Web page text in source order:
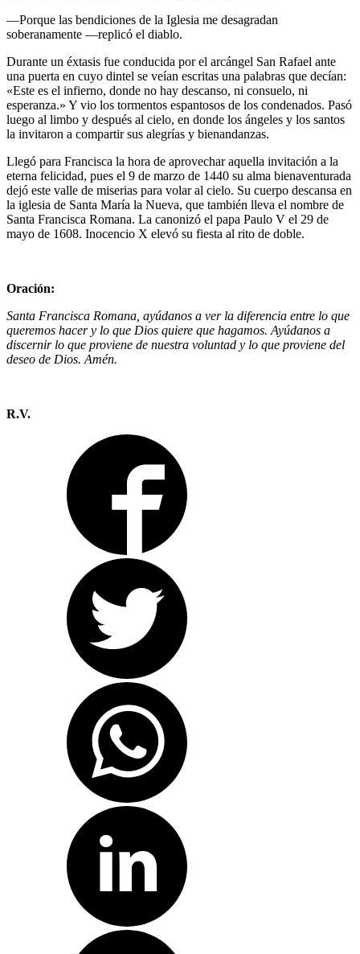
—Porque las bendiciones de la Iglesia me desagradan
soberanamente —replicó el diablo.
Durante un éxtasis fue conducida por el arcángel San Rafael ante
una puerta en cuyo dintel se veían escritas una palabras que decían:
«Este es el infierno, donde no hay descanso, ni consuelo, ni
esperanza.» Y vio los tormentos espantosos de los condenados. Pasó
luego al limbo y después al cielo, en donde los ángeles y los santos
la invitaron a compartir sus alegrías y bienandanzas.
Llegó para Francisca la hora de aprovechar aquella invitación a la
eter­na felicidad, pues el 9 de marzo de 1440 su alma bienaventurada
dejó este valle de miserias para volar al cielo. Su cuerpo descansa en
la iglesia de Santa María la Nueva, que también lleva el nombre de
Santa Francisca Romana. La canonizó el papa Paulo V el 29 de
mayo de 1608. Inocencio X elevó su fiesta al rito de doble.
Oración:
Santa Francisca Romana, ayúdanos a ver la diferencia entre lo que
queremos hacer y lo que Dios quiere que hagamos. Ayúdanos a
discernir lo que proviene de nuestra voluntad y lo que proviene del
deseo de Dios. Amén.
R.V.